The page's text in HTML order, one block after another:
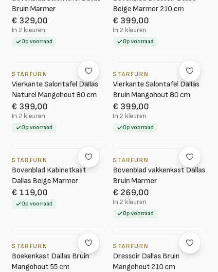
Bruin Marmer
€ 329,00
In 2 kleuren
Op voorraad
Beige Marmer 210 cm
€ 399,00
In 2 kleuren
Op voorraad
STARFURN
Vierkante Salontafel Dallas
Naturel Mangohout 80 cm
€ 399,00
In 2 kleuren
Op voorraad
STARFURN
Vierkante Salontafel Dallas
Bruin Mangohout 80 cm
€ 399,00
In 2 kleuren
Op voorraad
STARFURN
Bovenblad Kabinetkast
Dallas Beige Marmer
€ 119,00
Op voorraad
STARFURN
Bovenblad vakkenkast Dallas
Bruin Marmer
€ 269,00
In 2 kleuren
Op voorraad
STARFURN
Boekenkast Dallas Bruin
Mangohout 55 cm
STARFURN
Dressoir Dallas Bruin
Mangohout 210 cm